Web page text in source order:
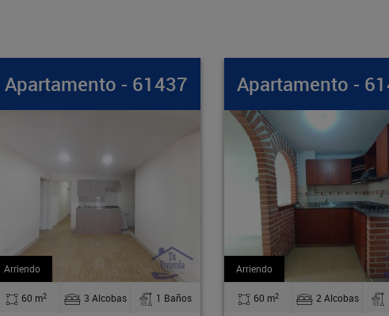
Apartamento - 61436
Arriendo
60 m2 2 Alcobas 1 Baños
Apartamento
Arriendo
110 m2 2